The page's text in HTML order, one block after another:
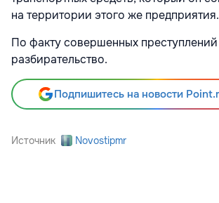
на территории этого же предприятия.
По факту совершенных преступлений
разбирательство.
Подпишитесь на новости
Источник Novostipmr